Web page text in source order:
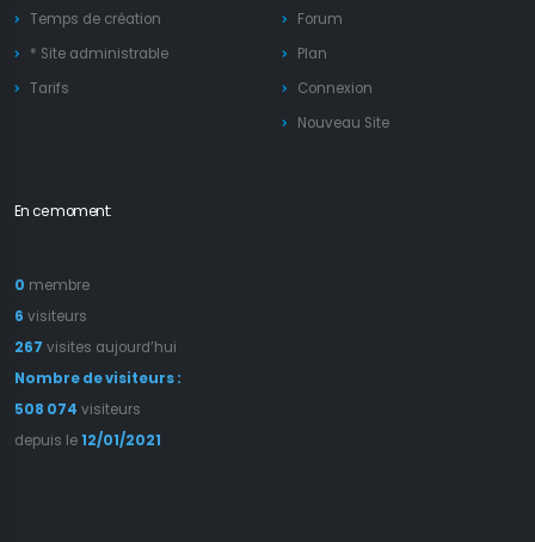
Temps de création
* Site administrable
Tarifs
Forum
Plan
Connexion
Nouveau Site
En ce moment:
0 membre
6 visiteurs
267 visites aujourd’hui
Nombre de visiteurs :
508 074 visiteurs
depuis le12/01/2021